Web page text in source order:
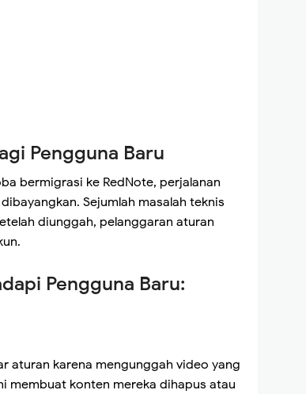
Pengguna Baru
bermigrasi ke RedNote, perjalanan
Sejumlah masalah teknis
diunggah, pelanggaran aturan
Pengguna Baru:
aturan karena mengunggah video yang
membuat konten mereka dihapus atau